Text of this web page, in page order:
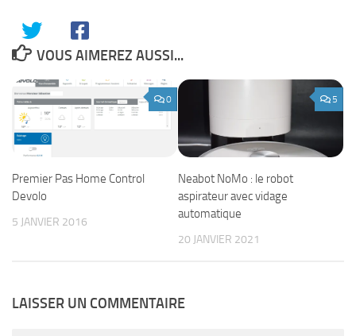
VOUS AIMEREZ AUSSI...
0
Premier Pas Home Control
Devolo
5 JANVIER 2016
5
Neabot NoMo : le robot
aspirateur avec vidage
automatique
20 JANVIER 2021
LAISSER UN COMMENTAIRE